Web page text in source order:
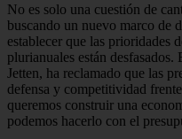
No es solo una cuestión de
buscando un nuevo marco de
establecer que las prioridades
plurianuales están
Jetten, ha reclamado que las
defensa y competitividad
queremos construir una
podemos hacerlo con el